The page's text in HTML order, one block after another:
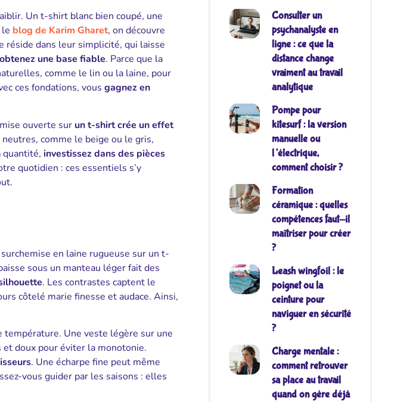
Un t-shirt blanc bien coupé, une
le blog de Karim Gharet, on découvre
réside dans leur simplicité, qui laisse
une base fiable. Parce que la
comme le lin ou la laine, pour
ces fondations, vous gagnez en
ouverte sur un t-shirt crée un effet
comme le beige ou le gris,
quantité, investissez dans des pièces
quotidien : ces essentiels s’y
en laine rugueuse sur un t-
sous un manteau léger fait des
. Les contrastes captent le
côtelé marie finesse et audace. Ainsi,
température. Une veste légère sur une
doux pour éviter la monotonie.
. Une écharpe fine peut même
vous guider par les saisons : elles
Consulter un
psychanalyste en
ligne : ce que la
distance change
vraiment au travail
analytique
Pompe pour
kitesurf : la version
manuelle ou
l’électrique,
comment choisir ?
Formation
céramique : quelles
compétences faut-il
maîtriser pour créer
?
Leash wingfoil : le
poignet ou la
ceinture pour
naviguer en sécurité
?
Charge mentale :
comment retrouver
sa place au travail
quand on gère déjà